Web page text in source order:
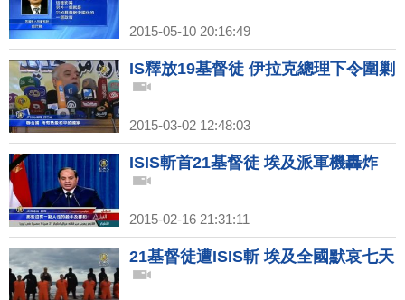
2015-05-10 20:16:49
IS釋放19基督徒 伊拉克總理下令圍剿
2015-03-02 12:48:03
ISIS斬首21基督徒 埃及派軍機轟炸
2015-02-16 21:31:11
21基督徒遭ISIS斬 埃及全國默哀七天